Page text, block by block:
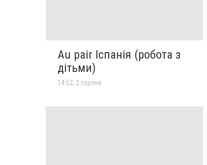
Au pair Іспанія (робота з
дітьми)
14:52, 2 серпня